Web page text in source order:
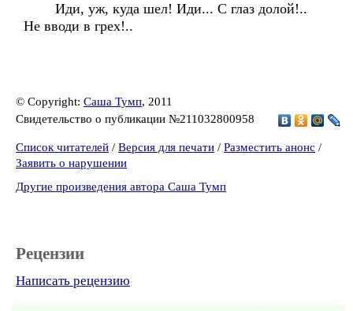
Иди, уж, куда шел! Иди... С глаз долой!..
Не вводи в грех!..
© Copyright: Саша Тумп, 2011
Свидетельство о публикации №211032800958
Список читателей / Версия для печати / Разместить анонс /
Заявить о нарушении
Другие произведения автора Саша Тумп
Рецензии
Написать рецензию